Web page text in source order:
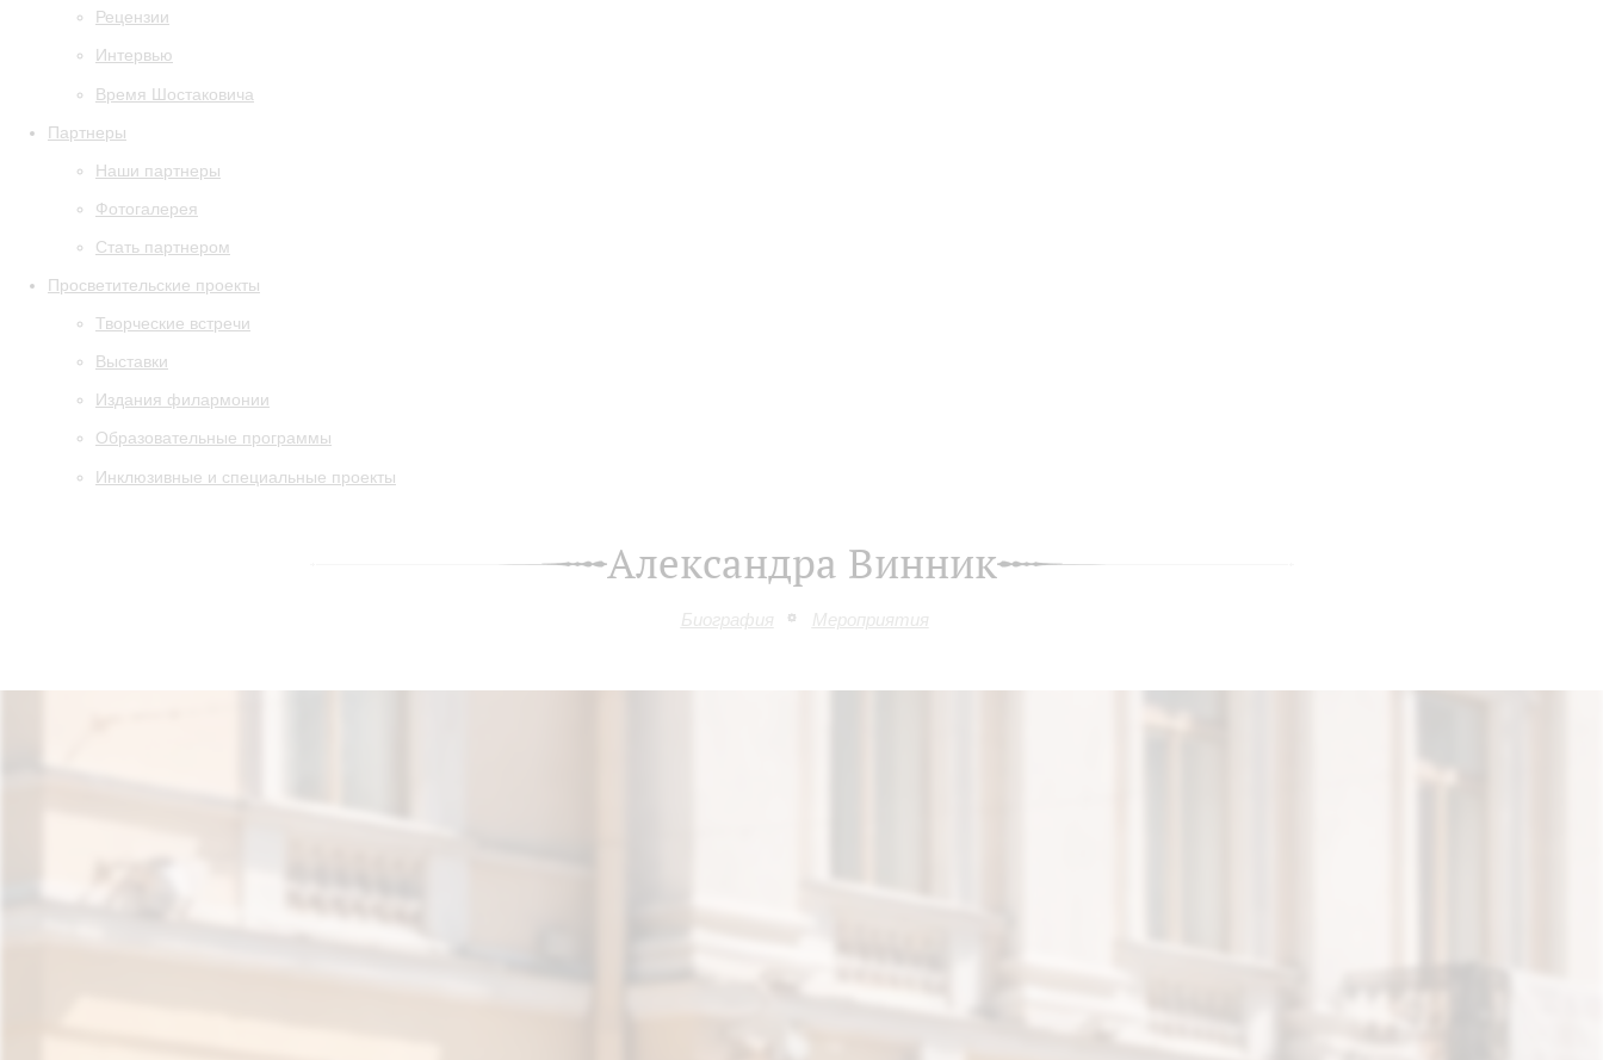
Рецензии
Интервью
Время Шостаковича
Партнеры
Наши партнеры
Фотогалерея
Стать партнером
Просветительские проекты
Творческие встречи
Выставки
Издания филармонии
Образовательные программы
Инклюзивные и специальные проекты
Александра Винник
Биография Мероприятия